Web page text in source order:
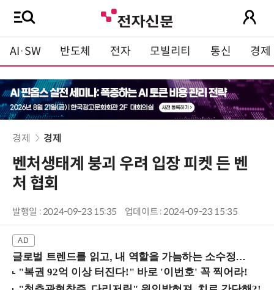
AI·SW 반도체 전자 모빌리티 통신 경제
경제 경제
벤처생태계 붕괴 우려 입장 피켓 든 벤
처 협회
발행일 : 2024-09-23 15:35 업데이트 : 2024-09-23 15:35
글로벌 트렌드를 읽고, 내 역할을 가늠하는 소수정예 실습 워크숍 (8/28 신논현역)